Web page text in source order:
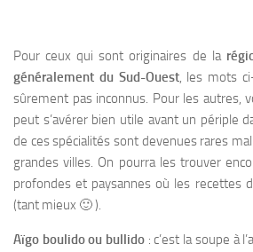
Pour ceux qui sont originaires de la
généralement du Sud-Ouest, les mots
sûrement pas inconnus. Pour les autres,
peut s’avérer bien utile avant un périple
de ces spécialités sont devenues rares
grandes villes. On pourra les trouver
profondes et paysannes où les recettes
(tant mieux 🙂 ).
Aïgo boulido ou bullido : c’est la soupe à